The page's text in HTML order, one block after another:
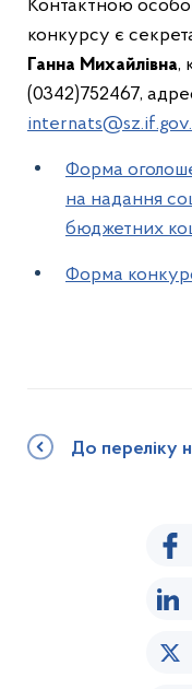
Контактною
конкурсу є
Ганна Михайлівна,
(0342)752467,
Форма
на надання
бюджетних
Форма
До переліку